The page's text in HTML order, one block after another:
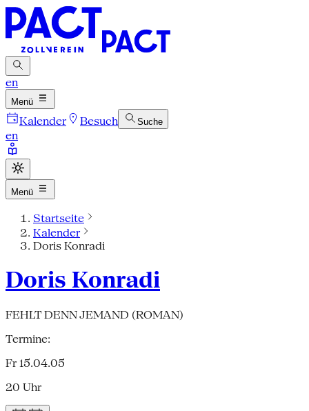
en
Menü
Kalender Besuch Suche
en
Menü
Startseite
Kalender
Doris Konradi
Doris Konradi
FEHLT DENN JEMAND (ROMAN)
Termine:
Fr 15.04.05
20 Uhr